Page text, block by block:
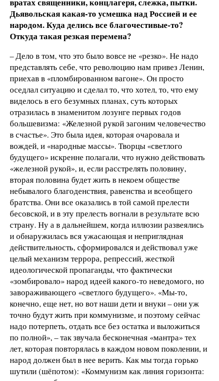
Дьявольская какая-то усмешка над Россией и ее
народом. Куда делись все благочестивые-то?
Откуда такая резкая перемена?
– Дело в том, что это было вовсе не «резко». Не надо
представлять себе, что революцию нам привез Ленин,
приехав в «пломбированном вагоне». Он просто
оседлал ситуацию и сделал то, что хотел, то, что ему
виделось в его безумных планах, суть которых
отразилась в знаменитом лозунге первых годов
большевизма: «Железной рукой загоним человечество
в счастье». Это была идея, которая очаровала и
вождей, и «народные массы». Творцы «светлого
будущего» искренне полагали, что нужно действовать
«железной рукой», и, если расстрелять половину,
вторая половина будет жить в некоем обществе
небывалого благоденствия, равенства и всеобщего
братства. Они все оказались в той самой прелести
бесовской, и в эту прелесть вогнали в результате всю
страну. Ну а в дальнейшем, когда иллюзии развеялись
и обнаружилась вся ужасающая и неприглядная
действительность, сформировался и действовал уже
целый механизм террора, репрессий, жесткой
идеологической пропаганды, что фактически
«зомбировало» народ идеей какого-то неведомого, но
завораживающего «светлого будущего». «Мы-то,
конечно, еще нет, но вот наши дети и внуки – они уж
точно будут жить при коммунизме, и поэтому сейчас
надо потерпеть, отдать все без остатка и выложиться
по полной», – так звучала бесконечная «мантра» тех
лет, которая повторялась в каждом новом поколении, и
народ должен был в нее верить. Как мы тогда горько
шутили (шёпотом): «Коммунизм как линия горизонта: